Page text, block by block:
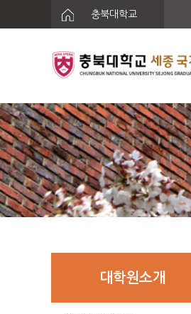
충북대학교
대학원소개